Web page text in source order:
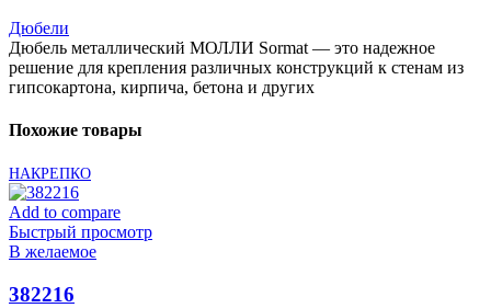
Дюбели
Дюбель металлический МОЛЛИ Sormat — это надежное
решение для крепления различных конструкций к стенам из
гипсокартона, кирпича, бетона и других
Похожие товары
НАКРЕПКО
Add to compare
Быстрый просмотр
В желаемое
382216